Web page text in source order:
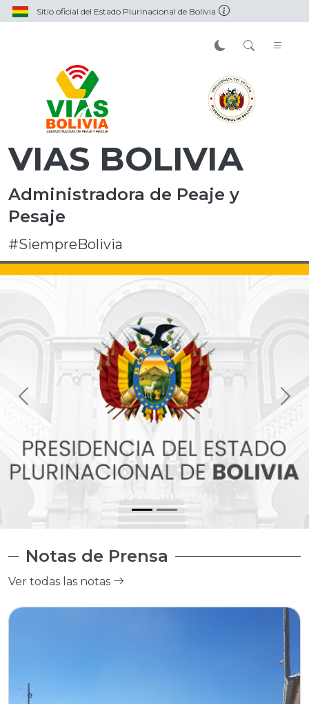
Sitio oficial del Estado Plurinacional de Bolivia
VIAS BOLIVIA
Administradora de Peaje y
Pesaje
#SiempreBolivia
Notas de Prensa
Ver todas las notas